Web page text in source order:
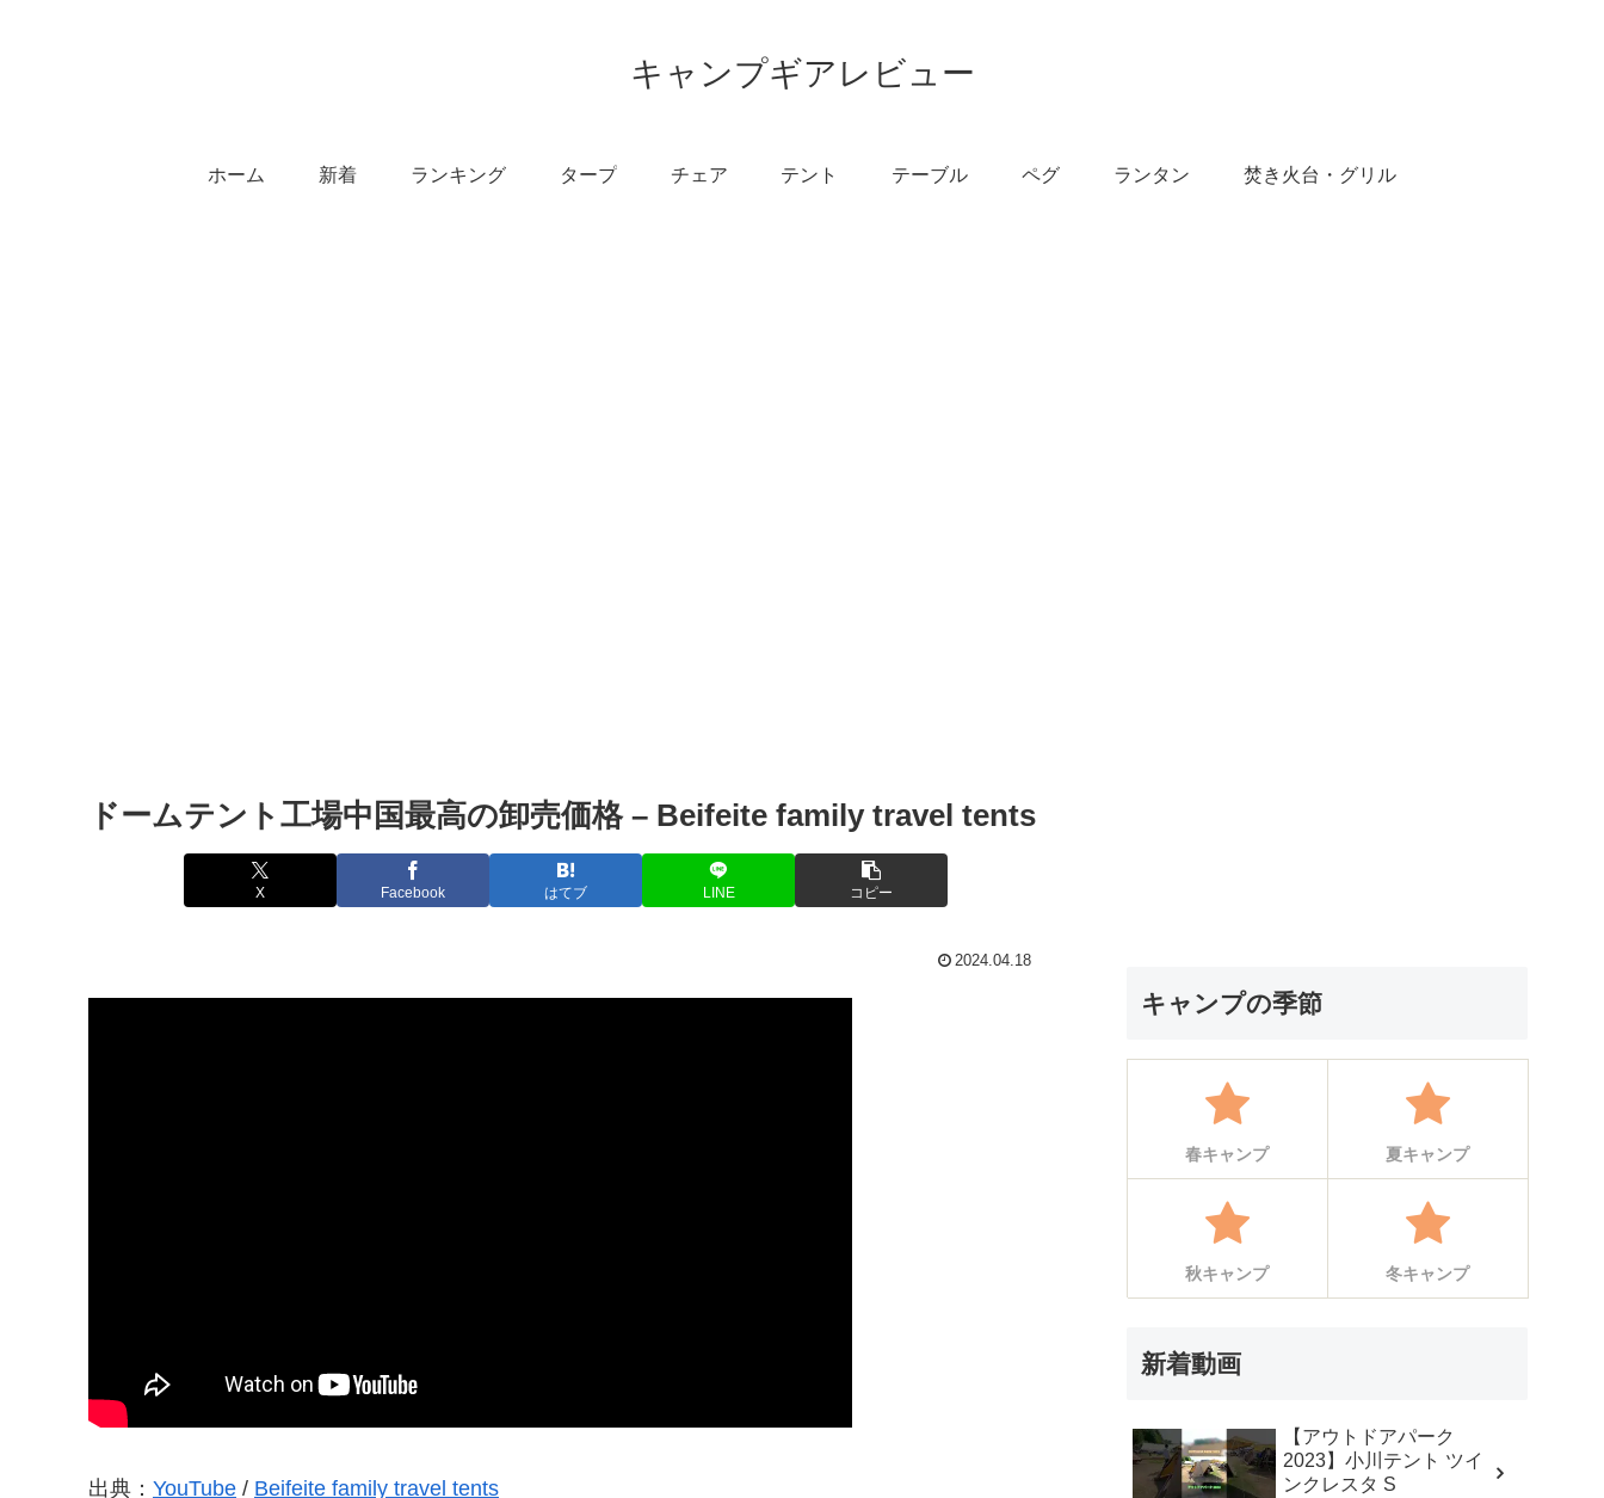
キャンプギアレビュー
ホーム 新着 ランキング タープ チェア テント テーブル ペグ ランタン 焚き火台・グリル
ドームテント工場中国最高の卸売価格 – Beifeite family travel tents
X Facebook はてブ LINE コピー
2024.04.18
出典： YouTube / Beifeite family travel tents
キャンプの季節
春キャンプ 夏キャンプ
秋キャンプ 冬キャンプ
新着動画
【アウトドアパーク
2023】小川テント ツイ
ンクレスタ S